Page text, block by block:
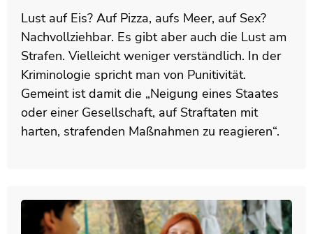
Lust auf Eis? Auf Pizza, aufs Meer, auf Sex?
Nachvollziehbar. Es gibt aber auch die Lust am
Strafen. Vielleicht weniger verständlich. In der
Kriminologie spricht man von Punitivität.
Gemeint ist damit die „Neigung eines Staates
oder einer Gesellschaft, auf Straftaten mit
harten, strafenden Maßnahmen zu reagieren“.